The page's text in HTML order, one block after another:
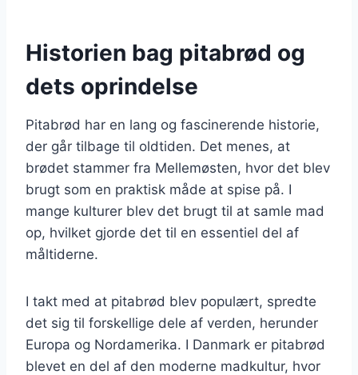
Historien bag pitabrød og
dets oprindelse
Pitabrød har en lang og fascinerende historie,
der går tilbage til oldtiden. Det menes, at
brødet stammer fra Mellemøsten, hvor det blev
brugt som en praktisk måde at spise på. I
mange kulturer blev det brugt til at samle mad
op, hvilket gjorde det til en essentiel del af
måltiderne.
I takt med at pitabrød blev populært, spredte
det sig til forskellige dele af verden, herunder
Europa og Nordamerika. I Danmark er pitabrød
blevet en del af den moderne madkultur, hvor